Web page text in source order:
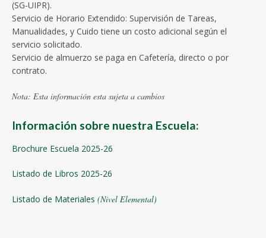
(SG-UIPR).
Servicio de Horario Extendido: Supervisión de Tareas,
Manualidades, y Cuido tiene un costo adicional según el
servicio solicitado.
Servicio de almuerzo se paga en Cafetería, directo o por
contrato.
Nota: Esta información esta sujeta a cambios
Información sobre nuestra Escuela:
Brochure Escuela 2025-26
Listado de Libros 2025-26
Listado de Materiales (Nivel Elemental)